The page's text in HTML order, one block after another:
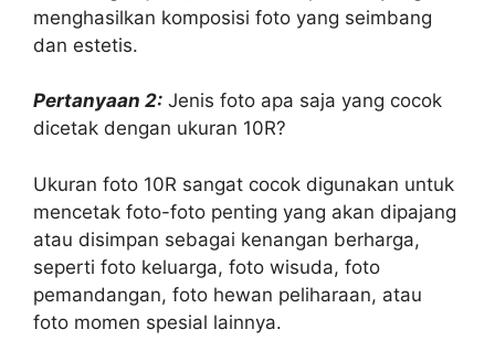
menghasilkan komposisi foto yang seimbang
dan estetis.
Pertanyaan 2: Jenis foto apa saja yang cocok
dicetak dengan ukuran 10R?
Ukuran foto 10R sangat cocok digunakan untuk
mencetak foto-foto penting yang akan dipajang
atau disimpan sebagai kenangan berharga,
seperti foto keluarga, foto wisuda, foto
pemandangan, foto hewan peliharaan, atau
foto momen spesial lainnya.